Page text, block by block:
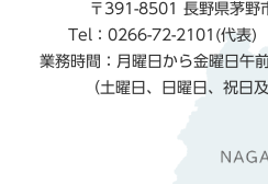
〒391-8501 長野県茅野
Tel：0266-72-2101(代表
業務時間：月曜日から金曜日午
（土曜日、日曜日、祝日